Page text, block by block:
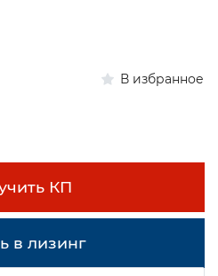
В избранное
КП
в лизинг